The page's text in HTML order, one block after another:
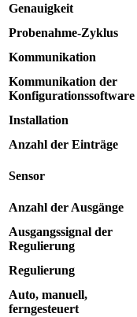
Genauigkeit
Probenahme-Zyklus
Kommunikation
Kommunikation der
Konfigurationssoftware
Installation
Anzahl der Einträge
Sensor
Anzahl der Ausgänge
Ausgangssignal der
Regulierung
Regulierung
Auto, manuell,
ferngesteuert